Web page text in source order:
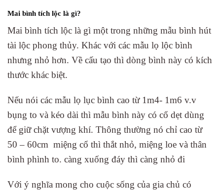
Mai bình tích lộc là gì?
Mai bình tích lộc là gì một trong những mẫu bình hút
tài lộc phong thủy. Khác với các mẫu lọ lộc bình
nhưng nhỏ hơn. Về cấu tạo thì dòng bình này có kích
thước khác biệt.
Nếu nói các mẫu lọ lục bình cao từ 1m4- 1m6 v.v
bụng to và kéo dài thì mẫu bình này có cổ dẹt dùng
để giữ chặt vượng khí. Thông thường nó chỉ cao từ
50 – 60cm miệng cổ thì thắt nhỏ, miệng loe và thân
bình phình to. càng xuống đáy thì càng nhỏ đi
Với ý nghĩa mong cho cuộc sống của gia chủ có